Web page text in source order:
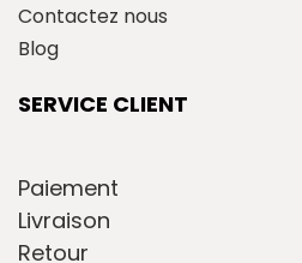
Contactez nous
Blog
SERVICE CLIENT
Paiement
Livraison
Retour